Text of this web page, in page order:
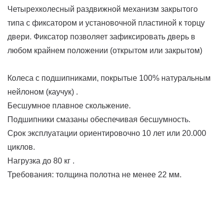
Четырехколесный раздвижной механизм закрытого
типа с фиксатором и установочной пластиной к торцу
двери. Фиксатор позволяет зафиксировать дверь в
любом крайнем положении (открытом или закрытом)
Колеса с подшипниками, покрытые 100% натуральным
нейлоном (каучук) .
Бесшумное плавное скольжение.
Подшипники смазаны обеспечивая бесшумность.
Срок эксплуатации ориентировочно 10 лет или 20.000
циклов.
Нагрузка до 80 кг .
Требования: толщина полотна не менее 22 мм.